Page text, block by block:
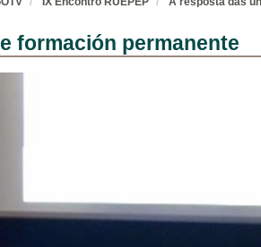
formación permanente